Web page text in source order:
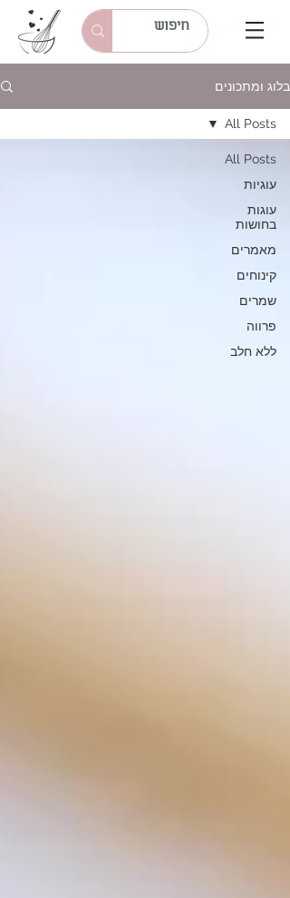
בלוג ומתכונים
All Posts
עוגיות
עוגות
בחושות
מאמרים
קינוחים
שמרים
פרווה
ללא חלב
All Posts